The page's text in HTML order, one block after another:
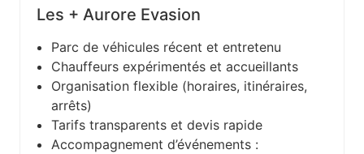
Les + Aurore Evasion
Parc de véhicules récent et entretenu
Chauffeurs expérimentés et accueillants
Organisation flexible (horaires, itinéraires,
arrêts)
Tarifs transparents et devis rapide
Accompagnement d’événements :